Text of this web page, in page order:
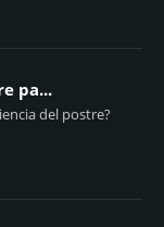
pa...
del postre?